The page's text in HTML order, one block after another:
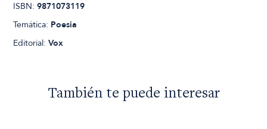
ISBN:9871073119
Temática: Poesia
Editorial:Vox
También te puede interesar